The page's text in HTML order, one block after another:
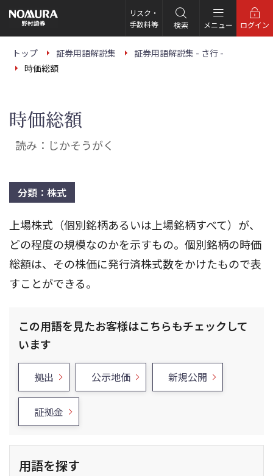
の
ー
リスク・
手数料等
検索 メニュー ログイン
トップ 証券用語解説集
証券用語解説集 - さ行 -
時価総額
時価総額
読み：じかそうがく
分類：株式
上場株式（個別銘柄あるいは上場銘柄すべて）が、
どの程度の規模なのかを示すもの。個別銘柄の時価
総額は、その株価に発行済株式数をかけたもので表
すことができる。
この用語を見たお客様はこちらもチェックして
います
拠出 公示地価 新規公開
証拠金
用語を探す